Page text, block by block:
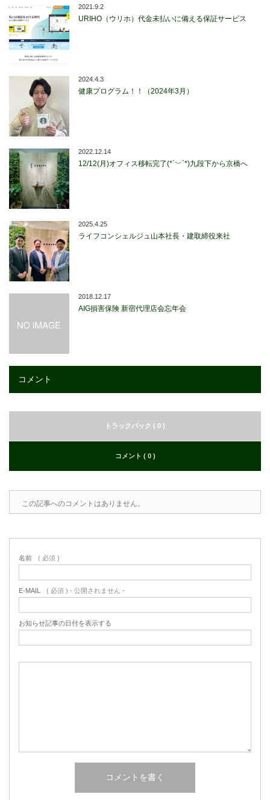
2021.9.2
URIHO（ウリホ）代金未払いに備える保証サービス
2024.4.3
健康プログラム！！（2024年3月）
2022.12.14
12/12(月)オフィス移転完了(*´﹀`*)九段下から京橋へ
2025.4.25
ライフコンシェルジュ山本社長・建取締役来社
2018.12.17
AIG損害保険 新宿代理店会忘年会
コメント
トラックバック ( 0 )
コメント ( 0 )
この記事へのコメントはありません。
名前 ( 必須 )
E-MAIL ( 必須 ) - 公開されません -
お知らせ記事の日付を表示する